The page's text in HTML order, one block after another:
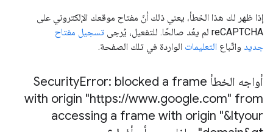
إذا ظهر لك هذا الخطأ، يعني ذلك أنّ مفتاح موقعك الإلكتروني على
reCAPTCHA لم يعُد صالحًا. للتفعيل، يُرجى
تسجيل مفتاح
جديد واتّباع التعليمات الواردة في تلك الصفحة.
أواجه الخطأ Security Error: blocked a frame
with origin "https://www.google.com" from
accessing a frame with origin "&ltyour